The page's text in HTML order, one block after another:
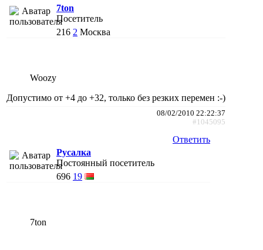
7ton
Посетитель
216 2 Москва
Woozy
Допустимо от +4 до +32, только без резких перемен :-)
08/02/2010 22:22:37
#1045095
Ответить
Русалка
Постоянный посетитель
696 19
7ton